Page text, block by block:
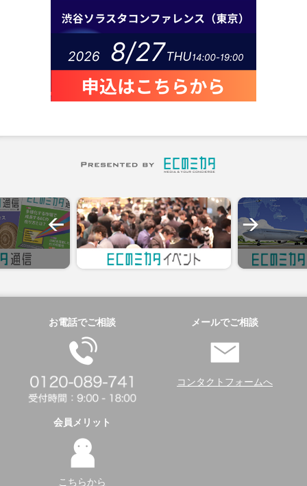
お電話でご相談 メールでご相談
コンタクトフォームへ
会員メリット
こちらから